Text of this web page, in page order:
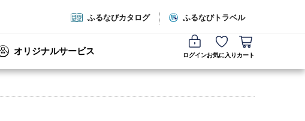
ふるなびカタログ ふるなびトラベル
オリジナルサービス ログインお気に入り カート